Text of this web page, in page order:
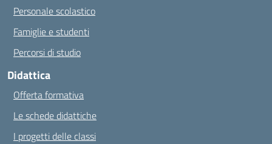
Personale scolastico
Famiglie e studenti
Percorsi di studio
Didattica
Offerta formativa
Le schede didattiche
I progetti delle classi